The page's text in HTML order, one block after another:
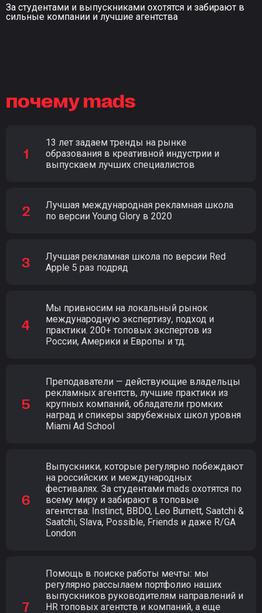
За студентами и выпускниками охотятся и забирают в
сильные компании и лучшие агентства
почему mads
13 лет задаем тренды на рынке
образования в креативной индустрии и
выпускаем лучших специалистов
Лучшая международная рекламная школа
по версии Young Glory в 2020
Лучшая рекламная школа по версии Red
Apple 5 раз подряд
Мы привносим на локальный рынок
международную экспертизу, подход и
практики. 200+ топовых экспертов из
России, Америки и Европы и тд.
Преподаватели — действующие владельцы
рекламных агентств, лучшие практики из
крупных компаний, обладатели громких
наград и спикеры зарубежных школ уровня
Miami Ad School
Выпускники, которые регулярно побеждают
на российских и международных
фестивалях. За студентами mads охотятся по
всему миру и забирают в топовые
агентства: Instinct, BBDO, Leo Burnett, Saatchi &
Saatchi, Slava, Possible, Friends и даже R/GA
London
Помощь в поиске работы мечты: мы
регулярно рассылаем портфолио наших
выпускников руководителям направлений и
HR топовых агентств и компаний, а еще